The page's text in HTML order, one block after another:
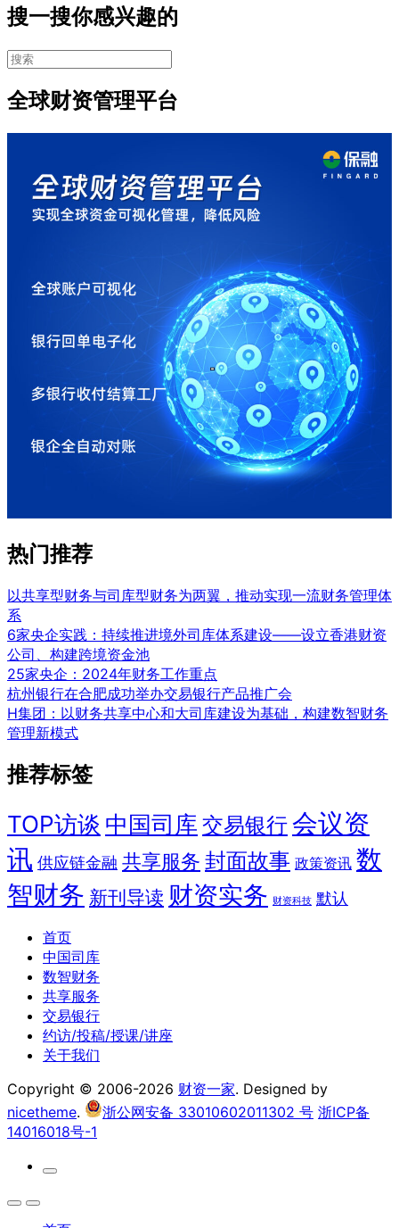
搜一搜你感兴趣的
全球财资管理平台
热门推荐
以共享型财务与司库型财务为两翼，推动实现一流财务管理体
系
6家央企实践：持续推进境外司库体系建设——设立香港财资
公司、构建跨境资金池
25家央企：2024年财务工作重点
杭州银行在合肥成功举办交易银行产品推广会
H集团：以财务共享中心和大司库建设为基础，构建数智财务
管理新模式
推荐标签
TOP访谈 中国司库 交易银行会议资
讯 供应链金融 共享服务 封面故事 政策资讯 数
智财务 新刊导读 财资实务 财资科技 默认
首页
中国司库
数智财务
共享服务
交易银行
约访/投稿/授课/讲座
关于我们
Copyright © 2006-2026 财资一家. Designed by
nicetheme. 浙公网安备 33010602011302 号 浙ICP备
14016018号-1